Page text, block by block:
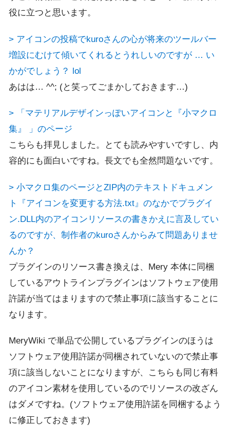
役に立つと思います。
> アイコンの投稿でkuroさんの心が将来のツールバー
増設にむけて傾いてくれるとうれしいのですが … い
かがでしょう？ lol
あはは… ^^; (と笑ってごまかしておきます…)
> 「マテリアルデザインっぽいアイコンと『小マクロ
集』 」のページ
こちらも拝見しました。とても読みやすいですし、内
容的にも面白いですね。長文でも全然問題ないです。
> 小マクロ集のページとZIP内のテキストドキュメン
ト『アイコンを変更する方法.txt』のなかでプラグイ
ン.DLL内のアイコンリソースの書きかえに言及してい
るのですが、制作者のkuroさんからみて問題ありませ
んか？
プラグインのリソース書き換えは、Mery 本体に同梱
しているアウトラインプラグインはソフトウェア使用
許諾が当てはまりますので禁止事項に該当することに
なります。
MeryWiki で単品で公開しているプラグインのほうは
ソフトウェア使用許諾が同梱されていないので禁止事
項に該当しないことになりますが、こちらも同じ有料
のアイコン素材を使用しているのでリソースの改ざん
はダメですね。(ソフトウェア使用許諾を同梱するよう
に修正しておきます)